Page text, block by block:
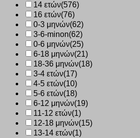
14 ετών(576)
16 ετών(76)
0-3 μηνών(62)
3-6-minon(62)
0-6 μηνών(25)
6-18 μηνών(21)
18-36 μηνών(18)
3-4 ετών(17)
4-5 ετών(10)
5-6 ετών(18)
6-12 μηνών(19)
11-12 ετών(1)
12-18 μηνών(15)
13-14 ετών(1)